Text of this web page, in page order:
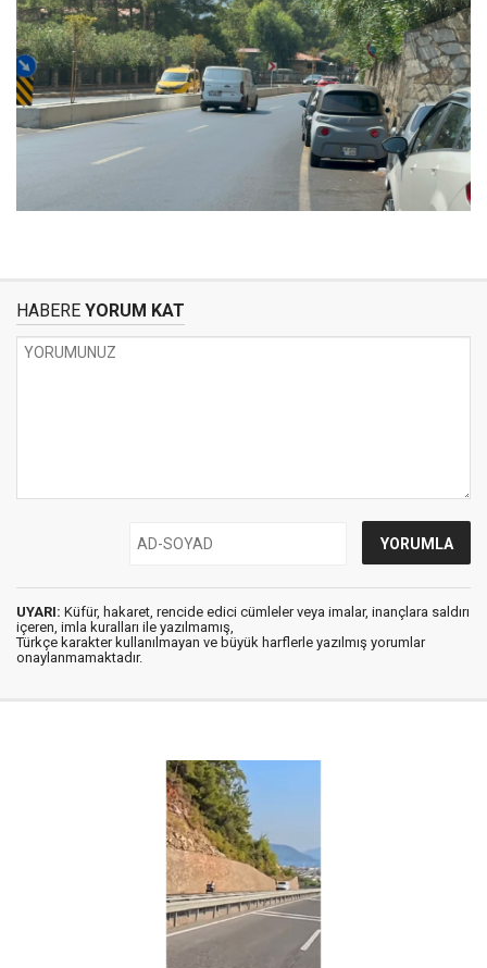
HABERE YORUM KAT
UYARI: Küfür, hakaret, rencide edici cümleler veya imalar, inançlara saldırı
içeren, imla kuralları ile yazılmamış,
Türkçe karakter kullanılmayan ve büyük harflerle yazılmış yorumlar
onaylanmamaktadır.